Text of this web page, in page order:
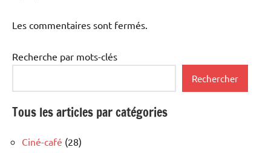
Les commentaires sont fermés.
Recherche par mots-clés
Rechercher
Tous les articles par catégories
Ciné-café (28)